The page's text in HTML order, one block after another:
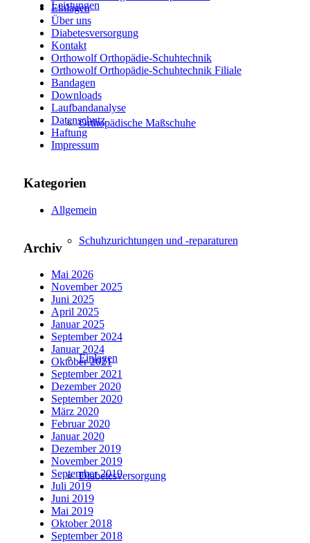
Leistungen
Orthopädische Maßschuhe
Schuhzurichtungen und -reparaturen
Einlagen
Diabetesversorgung
Einlagen
Über uns
Diabetesversorgung
Kontakt
Orthowolf Orthopädie-Schuhtechnik
Orthowolf Orthopädie-Schuhtechnik Filiale
Bandagen
Downloads
Laufbandanalyse
Datenschutz
Haftung
Impressum
Kategorien
Allgemein
Archiv
Mai 2026
November 2025
Juni 2025
April 2025
Januar 2025
September 2024
Januar 2024
Oktober 2021
September 2021
Dezember 2020
September 2020
März 2020
Februar 2020
Januar 2020
Dezember 2019
November 2019
September 2019
Juli 2019
Juni 2019
Mai 2019
Oktober 2018
September 2018